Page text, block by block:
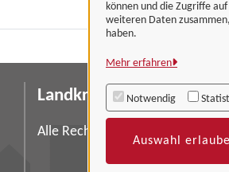
können und die Zugriffe
weiteren Daten
haben.
Mehr erfahren
Notwendig
Auswahl
Landkreis Göttingen
Alle Rechte vorbehalten